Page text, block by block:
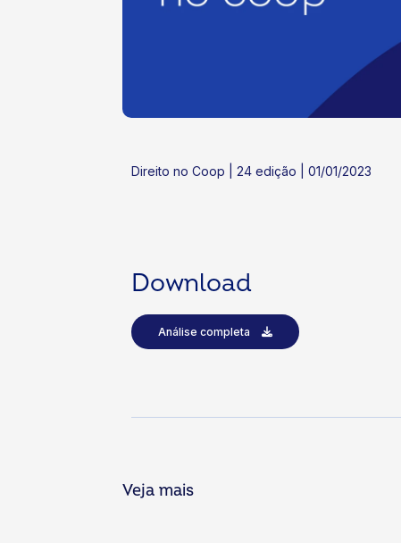
Direito no Coop | 24 edição | 01/01/2023
Download
Análise completa
Veja mais